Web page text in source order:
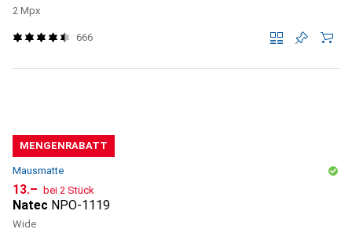
2 Mpx
666
MENGENRABATT
Mausmatte
CHF
13.– bei 2 Stück
Natec NPO-1119
Wide